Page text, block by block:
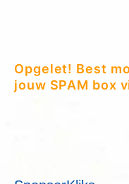
Opgelet! Best
jouw SPAM box